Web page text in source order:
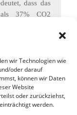
wir Technologien wie
oder darauf
können wir Daten
Website
oder zurückziehst,
werden.
dass das
37% CO2
mit 2110kg .
des Wagens,
Verbrauch
Wagens aus.
im Vergleich
mehr